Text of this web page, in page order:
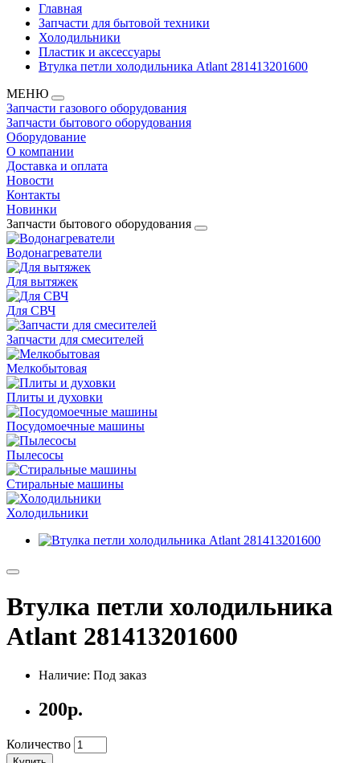
Главная
Запчасти для бытовой техники
Холодильники
Пластик и аксессуары
Втулка петли холодильника Atlant 281413201600
МЕНЮ
Запчасти газового оборудования
Запчасти бытового оборудования
Оборудование
О компании
Доставка и оплата
Новости
Контакты
Новинки
Запчасти бытового оборудования
Водонагреватели
Для вытяжек
Для СВЧ
Запчасти для смесителей
Мелкобытовая
Плиты и духовки
Посудомоечные машины
Пылесосы
Стиральные машины
Холодильники
Втулка петли холодильника
Atlant 281413201600
Наличие: Под заказ
200р.
Количество